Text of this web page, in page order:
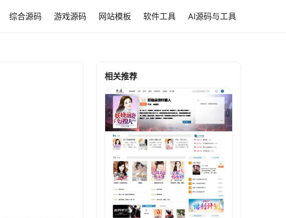
综合源码 游戏源码 网站模板 软件工具 AI源码与工具
相关推荐